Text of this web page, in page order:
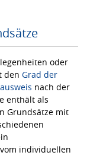
oder
den Grad der
nach der
enthält als
Grundsätze mit
individuellen